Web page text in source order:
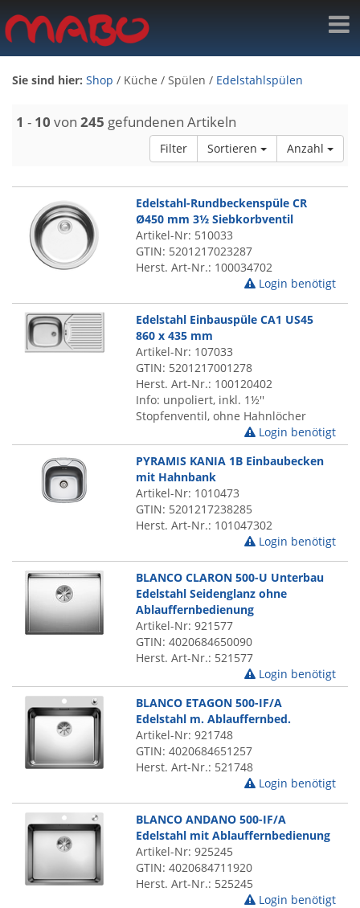
Sie sind hier: Shop / Küche / Spülen / Edelstahlspülen
1 - 10 von 245 gefundenen Artikeln
Filter Sortieren Anzahl
Edelstahl-Rundbeckenspüle CR
Ø450 mm 3½ Siebkorbventil
Artikel-Nr: 510033
GTIN: 5201217023287
Herst. Art-Nr.: 100034702
Login benötigt
Edelstahl Einbauspüle CA1 US45
860 x 435 mm
Artikel-Nr: 107033
GTIN: 5201217001278
Herst. Art-Nr.: 100120402
Info: unpoliert, inkl. 1½''
Stopfenventil, ohne Hahnlöcher
Login benötigt
PYRAMIS KANIA 1B Einbaubecken
mit Hahnbank
Artikel-Nr: 1010473
GTIN: 5201217238285
Herst. Art-Nr.: 101047302
Login benötigt
BLANCO CLARON 500-U Unterbau
Edelstahl Seidenglanz ohne
Ablauffernbedienung
Artikel-Nr: 921577
GTIN: 4020684650090
Herst. Art-Nr.: 521577
Login benötigt
BLANCO ETAGON 500-IF/A
Edelstahl m. Ablauffernbed.
Artikel-Nr: 921748
GTIN: 4020684651257
Herst. Art-Nr.: 521748
Login benötigt
BLANCO ANDANO 500-IF/A
Edelstahl mit Ablauffernbedienung
Artikel-Nr: 925245
GTIN: 4020684711920
Herst. Art-Nr.: 525245
Login benötigt